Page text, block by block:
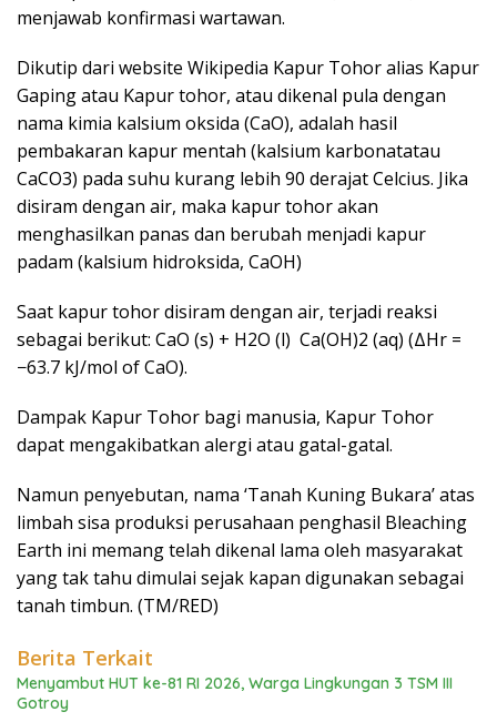
menjawab konfirmasi wartawan.
Dikutip dari website Wikipedia Kapur Tohor alias Kapur
Gaping atau Kapur tohor, atau dikenal pula dengan
nama kimia kalsium oksida (CaO), adalah hasil
pembakaran kapur mentah (kalsium karbonatatau
CaCO3) pada suhu kurang lebih 90 derajat Celcius. Jika
disiram dengan air, maka kapur tohor akan
menghasilkan panas dan berubah menjadi kapur
padam (kalsium hidroksida, CaOH)
Saat kapur tohor disiram dengan air, terjadi reaksi
sebagai berikut: CaO (s) + H2O (l) Ca(OH)2 (aq) (ΔHr =
−63.7 kJ/mol of CaO).
Dampak Kapur Tohor bagi manusia, Kapur Tohor
dapat mengakibatkan alergi atau gatal-gatal.
Namun penyebutan, nama ‘Tanah Kuning Bukara’ atas
limbah sisa produksi perusahaan penghasil Bleaching
Earth ini memang telah dikenal lama oleh masyarakat
yang tak tahu dimulai sejak kapan digunakan sebagai
tanah timbun. (TM/RED)
Berita Terkait
Menyambut HUT ke-81 RI 2026, Warga Lingkungan 3 TSM III
Gotroy